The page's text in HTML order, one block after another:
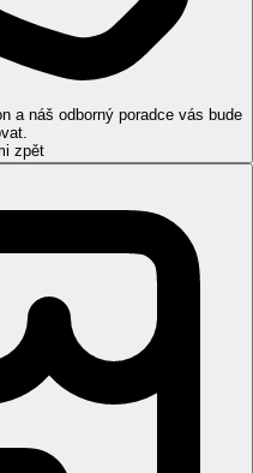
a náš odborný poradce vás bude
zpět